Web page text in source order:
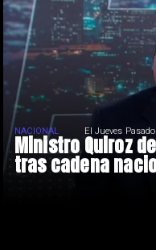
Ministro Quiroz
tras cadena
NACIONAL El Jueves